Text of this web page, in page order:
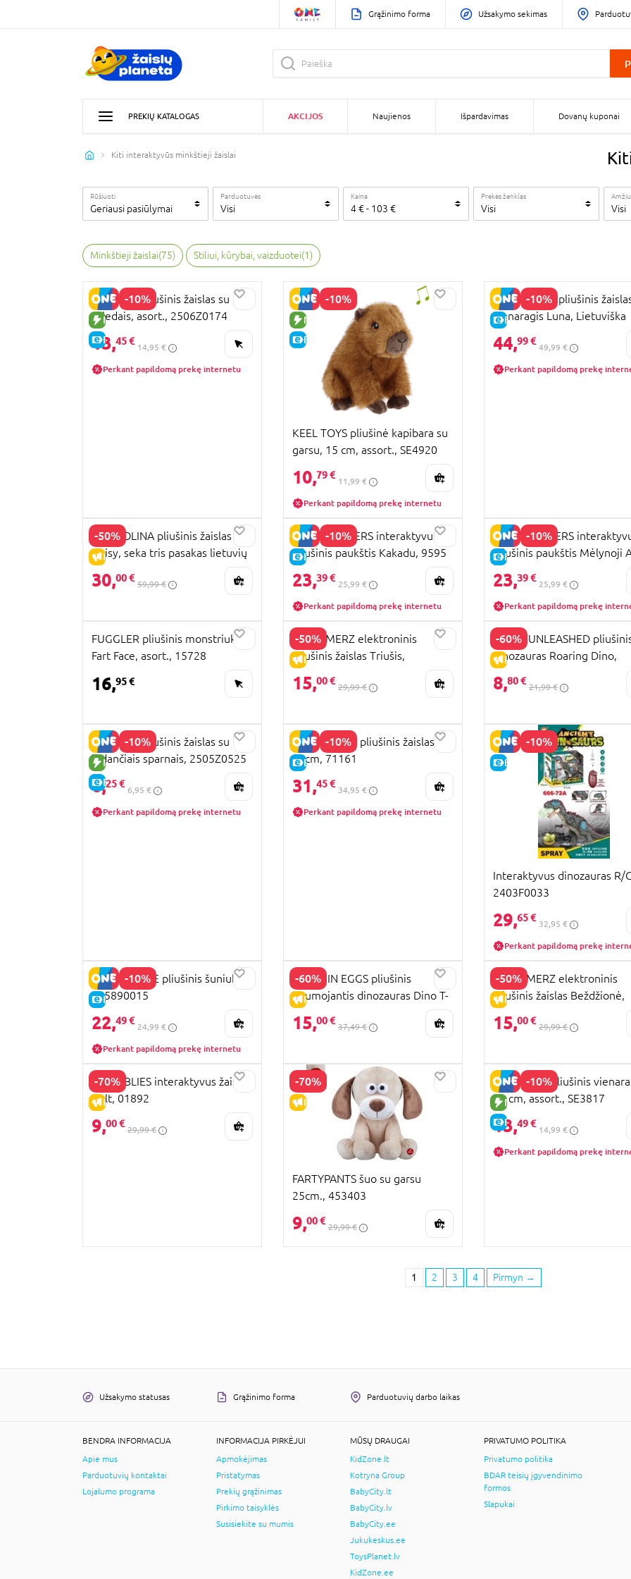
Grąžinimo forma Užsakymo sekimas
PREKIŲ KATALOGAS AKCIJOS Naujienos Išpardavimas Dovanų kuponai
Kiti interaktyvūs minkštieji žaislai
Rūšiuoti
Geriausi pasiūlymai
Parduotuvės
Visi
Kaina
4€- 103 €
Prekės ženklas
Visi Visi
Minkštieji žaislai(75) Stiliui, kūrybai, vaizduotei(1)
-10%
NAUJA PREKĖ
E-KAINA
Capybara pliušinis žaislas su
priedais, asort., 2506Z0174
13,45 €
14,95 €
Perkant papildomą prekę internetu
-10%
NAUJA PREKĖ
E-KAINA
KEEL TOYS pliušinė kapibara su
garsu, 15 cm, assort., SE4920
10,79 €
11,99 €
Perkant papildomą prekę internetu
-10%
E-KAINA
BAMBOLINA pliušinis
vienaragis Luna, Lietuviška
versija, BD2003LT
44,99 €
49,99 €
Perkant papildomą prekę
-50%
IŠPARDAVIMAS
BAMBOLINA pliušinis žaislas
Daisy, seka tris pasakas lietuvių
kalba, BD2021LT
30,00 €
59,99 €
-10%
E-KAINA
HAPPY YAPPERS interaktyvus
pliušinis paukštis Kakadu, 9595
23,39 €
25,99 €
Perkant papildomą prekę internetu
-10%
E-KAINA
HAPPY YAPPERS
pliušinis paukštis Mėlynoji
9593
23,39 €
25,99 €
Perkant papildomą prekę
FUGGLER pliušinis monstriukas
Fart Face, asort., 15728
16,95 €
-50%
IŠPARDAVIMAS
SCREAMERZ elektroninis
pliušinis žaislas Triušis,
105953332
15,00 €
29,99 €
-60%
IŠPARDAVIMAS
DINOS UNLEASHED
dinozauras Roaring Dino,
asort.,35060
8,80 €
21,99 €
-10%
NAUJA PREKĖ
E-KAINA
Capybara pliušinis žaislas su
judančiais sparnais, 2505Z0525
6,25 €
6,95 €
Perkant papildomą prekę internetu
-10%
E-KAINA
SPONGEBOB pliušinis žaislas,
25cm, 71161
31,45 €
34,95 €
Perkant papildomą prekę internetu
-10%
E-KAINA
Interaktyvus dinozauras R/
2403F0033
29,65 €
32,95 €
Perkant papildomą prekę
-10%
E-KAINA
CHI CHI LOVE pliušinis šuniukas,
105890015
22,49 €
24,99 €
Perkant papildomą prekę internetu
-60%
IŠPARDAVIMAS
CRACKIN EGGS pliušinis
riaumojantis dinozauras Dino T-
Rex Ninja, asort., SK017A1
15,00 €
37,49 €
-50%
IŠPARDAVIMAS
SCREAMERZ elektroninis
pliušinis žaislas Beždžionė,
105953333
15,00 €
29,99 €
-70%
IŠPARDAVIMAS
GRUMBLIES interaktyvus žaislas
Bolt, 01892
9,00 €
29,99 €
-70%
IŠPARDAVIMAS
FARTYPANTS šuo su garsu
25cm., 453403
9,00 €
29,99 €
-10%
NAUJA PREKĖ
E-KAINA
KEEL TOYS pliušinis
22 cm, assort., SE3817
13,49 €
14,99 €
Perkant papildomą prekę
1 2 3 4 Pirmyn →
Užsakymo statusas Grąžinimo forma Parduotuvių darbo laikas
BENDRA INFORMACIJA
Apie mus
Parduotuvių kontaktai
Lojalumo programa
INFORMACIJA PIRKĖJUI
Apmokėjimas
Pristatymas
Prekių grąžinimas
Pirkimo taisyklės
Susisiekite su mumis
MŪSŲ DRAUGAI
KidZone.lt
Kotryna Group
BabyCity.lt
BabyCity.lv
BabyCity.ee
Jukukeskus.ee
ToysPlanet.lv
KidZone.ee
PRIVATUMO POLITIKA
Privatumo politika
BDAR teisių įgyvendinimo
formos
Slapukai